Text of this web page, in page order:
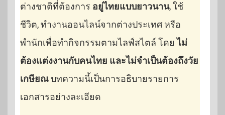
ต่างชาติที่ต้องการ อยู่ไทยแบบยาวนาน, ใช้
ชีวิต, ทำงานออนไลน์จากต่างประเทศ หรือ
พำนักเพื่อทำกิจกรรมตามไลฟ์สไตล์ โดยไม่
ต้องแต่งงานกับคนไทย และไม่จำเป็นต้องถึงวัย
เกษียณบทความนี้เป็นการอธิบายรายการ
เอกสารอย่างละเอียด